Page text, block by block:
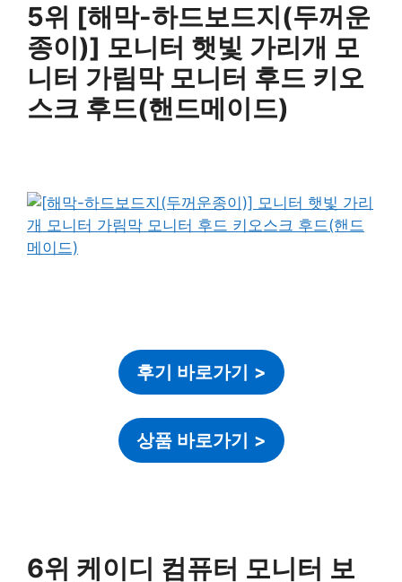
5위 [해막-하드보드지(두꺼운
종이)] 모니터 햇빛 가리개 모
니터 가림막 모니터 후드 키오
스크 후드(핸드메이드)
후기 바로가기 >
상품 바로가기 >
6위 케이디 컴퓨터 모니터 보